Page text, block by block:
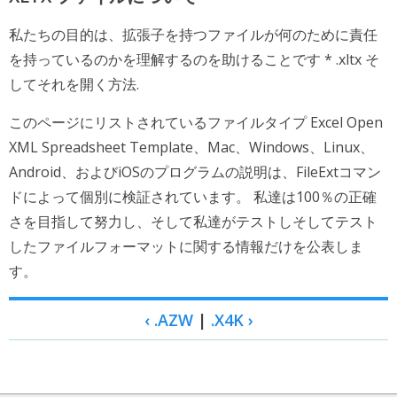
私たちの目的は、拡張子を持つファイルが何のために責任
を持っているのかを理解するのを助けることです * .xltx そ
してそれを開く方法.
このページにリストされているファイルタイプ Excel Open
XML Spreadsheet Template、Mac、Windows、Linux、
Android、およびiOSのプログラムの説明は、FileExtコマン
ドによって個別に検証されています。 私達は100％の正確
さを目指して努力し、そして私達がテストしそしてテスト
したファイルフォーマットに関する情報だけを公表しま
す。
‹ .AZW| .X4K ›